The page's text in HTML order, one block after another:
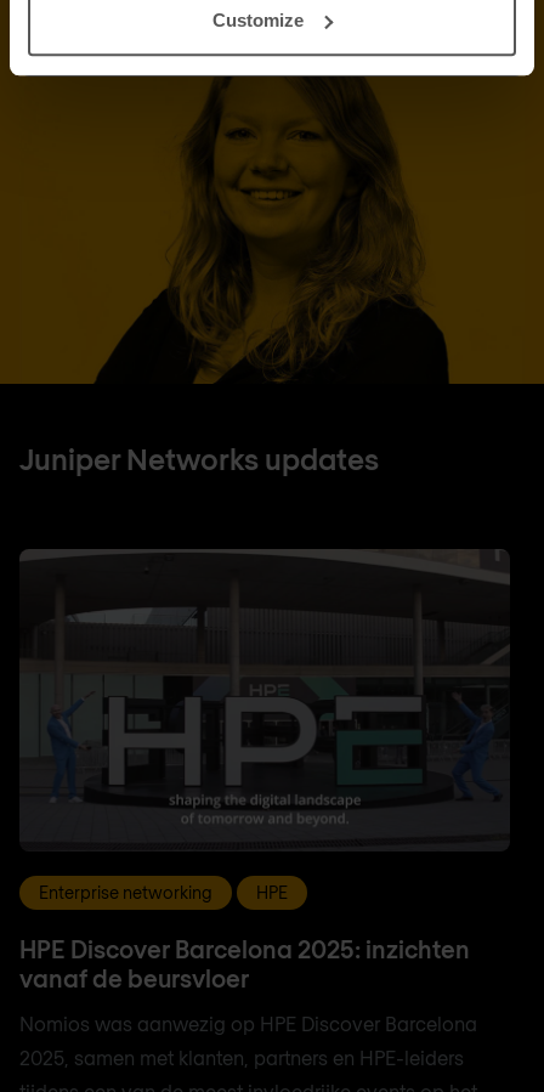
Customize
Juniper Networks updates
Enterprise networking HPE
HPE Discover Barcelona 2025: inzichten
vanaf de beursvloer
Nomios was aanwezig op HPE Discover Barcelona
2025, samen met klanten, partners en HPE-leiders